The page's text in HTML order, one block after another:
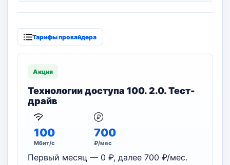
Тарифы провайдера
Акция
Технологии доступа 100. 2.0. Тест-
драйв
100
Мбит/с
700
₽/мес
Первый месяц — 0 ₽, далее 700 ₽/мес.